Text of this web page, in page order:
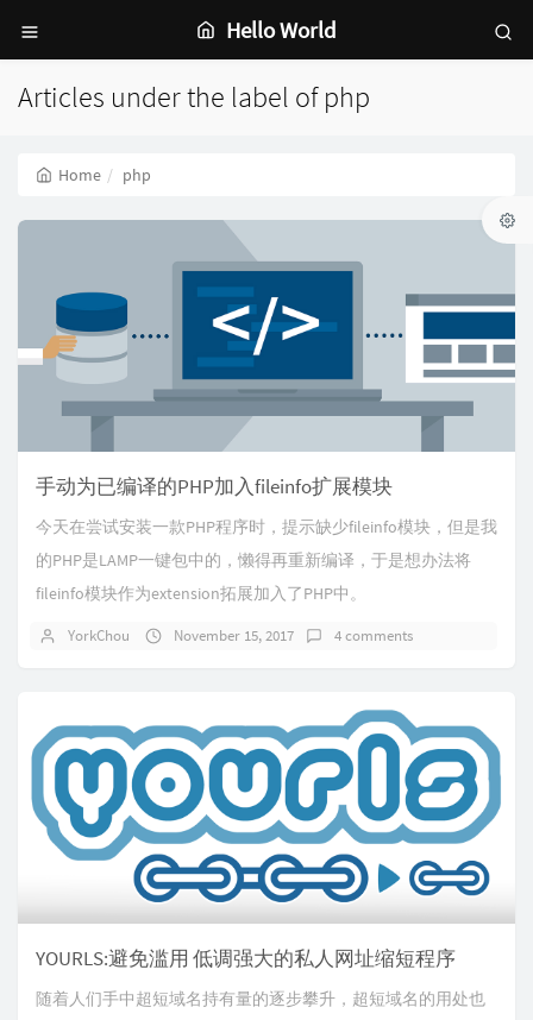
Hello World
Articles under the label of php
Home php
手动为已编译的PHP加入fileinfo扩展模块
今天在尝试安装一款PHP程序时，提示缺少fileinfo模块，但是我
的PHP是LAMP一键包中的，懒得再重新编译，于是想办法将
fileinfo模块作为extension拓展加入了PHP中。
YorkChou November 15, 2017 4 comments
YOURLS:避免滥用 低调强大的私人网址缩短程序
随着人们手中超短域名持有量的逐步攀升，超短域名的用处也